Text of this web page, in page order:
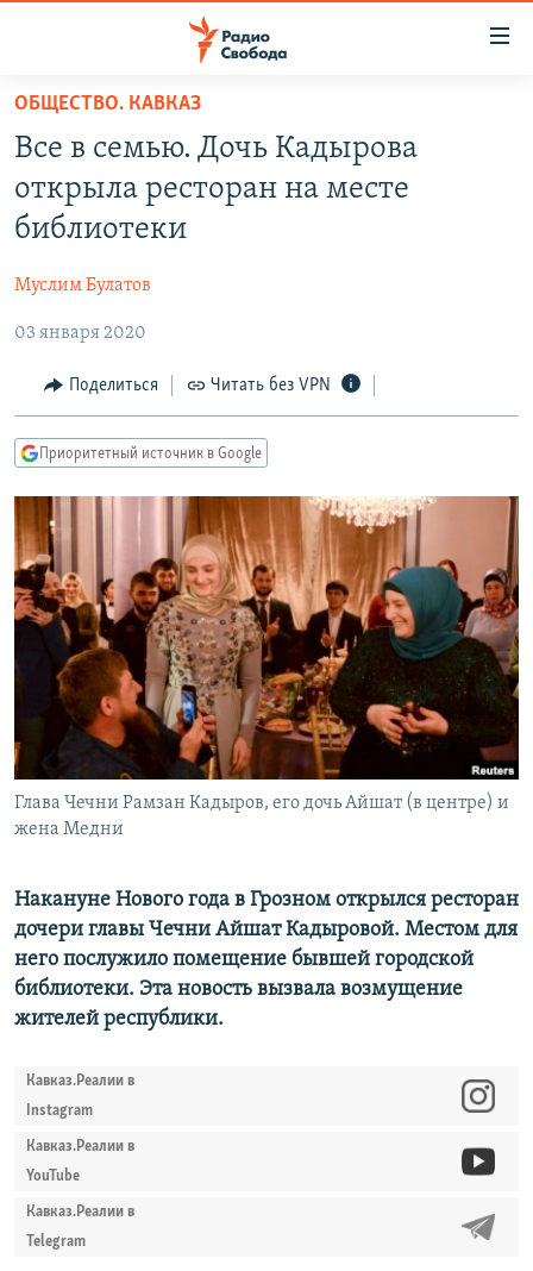
упрощенного
доступа
основному
Вернутся
навигации
Вернутся
поиску
АВТОРСКИЕ ПРОЕКТЫ
МНЕНИЯ
КУЛЬТУРА
IDEL.РЕАЛИИ
СЕВЕР.РЕАЛИИ
СИБИРЬ.РЕАЛИИ
РАСПИСАНИЕ ВЕЩАНИЯ
ПОДПИШИТЕСЬ НА РАССЫЛКУ
СОЦИАЛЬНЫЕ СЕТИ
Все сайты РСЕ/РС
ОБЩЕСТВО. КАВКАЗ
Все в семью. Дочь Кадырова
открыла ресторан на месте
библиотеки
Муслим Булатов
03 января 2020
Поделиться Читать без VPN
Приоритетный источник в Google
Глава Чечни Рамзан Кадыров, его дочь Айшат (в центре) и
жена Медни
Накануне Нового года в Грозном открылся ресторан
дочери главы Чечни Айшат Кадыровой. Местом для
него послужило помещение бывшей городской
библиотеки. Эта новость вызвала возмущение
жителей республики.
Кавказ.Реалии в
Instagram
Кавказ.Реалии в
YouTube
Кавказ.Реалии в
Telegram